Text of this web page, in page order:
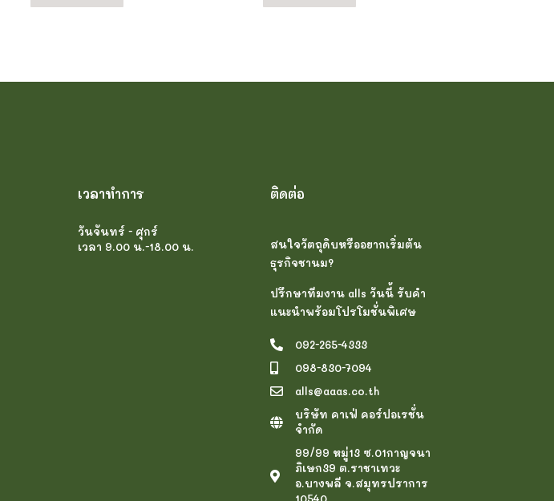
เวลาทำการ
วันจันทร์ - ศุกร์
เวลา 9.00 น.-18.00 น.
ติดต่อ
สนใจวัตถุดิบหรืออยากเริ่มต้น
ธุรกิจชานม?
ปรึกษาทีมงาน alls วันนี้ รับคำ
แนะนำพร้อมโปรโมชั่นพิเศษ
092-265-4333
098-830-7094
alls@aaas.co.th
บริษัท คาเฟ่ คอร์ปอเรชั่น
จำกัด
99/99 หมู่13 ซ.01กาญจนา
ภิเษก39 ต.ราชาเทวะ
อ.บางพลี จ.สมุทรปราการ